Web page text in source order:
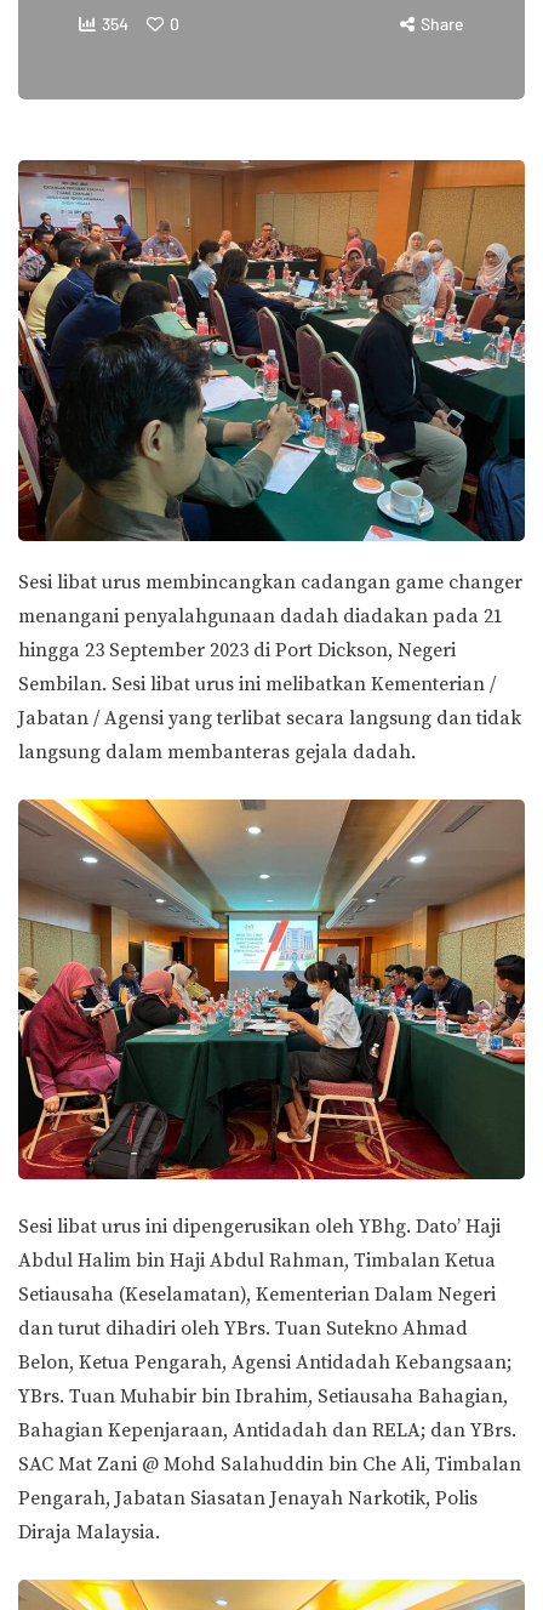
354 0 Share
Sesi libat urus membincangkan cadangan game changer
menangani penyalahgunaan dadah diadakan pada 21
hingga 23 September 2023 di Port Dickson, Negeri
Sembilan. Sesi libat urus ini melibatkan Kementerian /
Jabatan / Agensi yang terlibat secara langsung dan tidak
langsung dalam membanteras gejala dadah.
Sesi libat urus ini dipengerusikan oleh YBhg. Dato’ Haji
Abdul Halim bin Haji Abdul Rahman, Timbalan Ketua
Setiausaha (Keselamatan), Kementerian Dalam Negeri
dan turut dihadiri oleh YBrs. Tuan Sutekno Ahmad
Belon, Ketua Pengarah, Agensi Antidadah Kebangsaan;
YBrs. Tuan Muhabir bin Ibrahim, Setiausaha Bahagian,
Bahagian Kepenjaraan, Antidadah dan RELA; dan YBrs.
SAC Mat Zani @ Mohd Salahuddin bin Che Ali, Timbalan
Pengarah, Jabatan Siasatan Jenayah Narkotik, Polis
Diraja Malaysia.